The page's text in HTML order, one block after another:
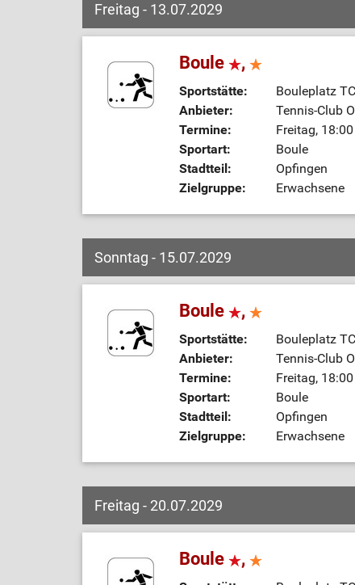
Freitag - 13.07.2029
Boule ,
Sportstätte:
Bouleplatz
Anbieter:
Tennis-Club
Termine:
Freitag,
Sportart:
Boule
Stadtteil:
Opfingen
Zielgruppe:
Erwachsene
Sonntag - 15.07.2029
Boule ,
Sportstätte:
Bouleplatz
Anbieter:
Tennis-Club
Termine:
Freitag,
Sportart:
Boule
Stadtteil:
Opfingen
Zielgruppe:
Erwachsene
Freitag - 20.07.2029
Boule ,